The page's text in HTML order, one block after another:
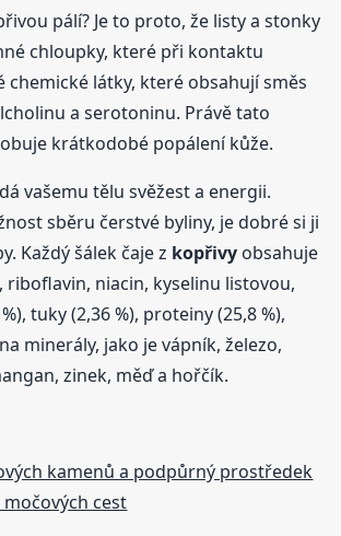
pálí? Je to proto, že listy a stonky
chloupky, které při kontaktu
chemické látky, které obsahují směs
a serotoninu. Právě tato
krátkodobé popálení kůže.
vašemu tělu svěžest a energii.
sběru čerstvé byliny, je dobré si ji
Každý šálek čaje z kopřivy obsahuje
riboflavin, niacin, kyselinu listovou,
tuky (2,36 %), proteiny (25,8 %),
minerály, jako je vápník, železo,
zinek, měď a hořčík.
kamenů a podpůrný prostředek
cest